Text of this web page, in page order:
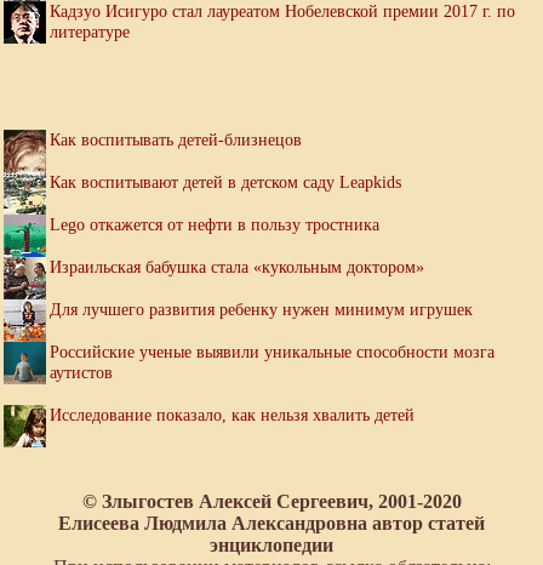
Кадзуо Исигуро стал лауреатом Нобелевской премии 2017 г. по
литературе
Как воспитывать детей-близнецов
Как воспитывают детей в детском саду Leapkids
Lego откажется от нефти в пользу тростника
Израильская бабушка стала «кукольным доктором»
Для лучшего развития ребенку нужен минимум игрушек
Российские ученые выявили уникальные способности мозга
аутистов
Исследование показало, как нельзя хвалить детей
© Злыгостев Алексей Сергеевич, 2001-2020
Елисеева Людмила Александровна автор статей
энциклопедии